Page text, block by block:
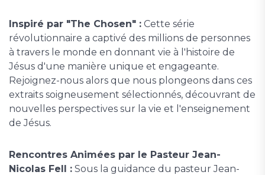
Inspiré par "The Chosen" : Cette série
révolutionnaire a captivé des millions de personnes
à travers le monde en donnant vie à l'histoire de
Jésus d'une manière unique et engageante.
Rejoignez-nous alors que nous plongeons dans ces
extraits soigneusement sélectionnés, découvrant de
nouvelles perspectives sur la vie et l'enseignement
de Jésus.
Rencontres Animées par le Pasteur Jean-
Nicolas Fell : Sous la guidance du pasteur Jean-